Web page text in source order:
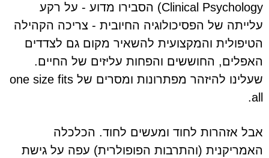
Clinical Psychology) הסבירו מדוע - על רקע
עלייתה של הפסיכולוגיה החיובית - צריכה הקהילה
הטיפולית והמקצועית להשאיר מקום גם לצדדים
האפלים, החוששים והפחות עליזים של החיים.
שעלינו להיזהר מפתרונות ומסרים של one size fits
all.
אבל אזהרות לחוד ומעשים לחוד. הכלכלה
האמריקנית (והתרבות הפופולרית) עפה על גישת